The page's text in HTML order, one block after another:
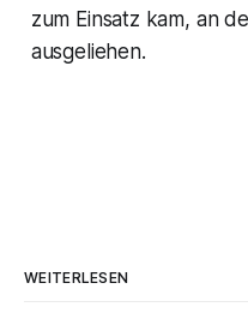
zum Einsatz kam, an
ausgeliehen.
WEITERLESEN